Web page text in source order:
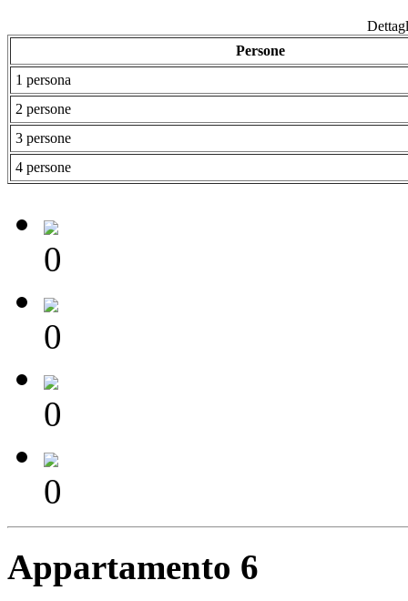
Persone
1 persona
2 persone
3 persone
4 persone
0
0
0
0
Appartamento 6